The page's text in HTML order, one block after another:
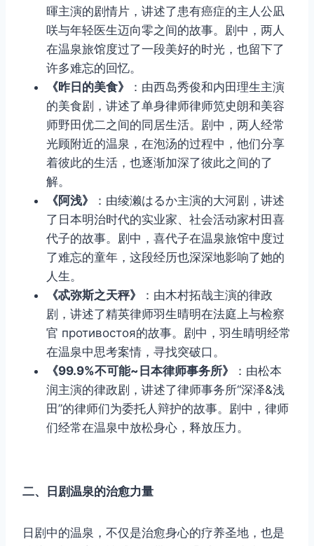
暉主演的剧情片，讲述了患有癌症的主人公凪
咲与年轻医生迈向零之间的故事。剧中，两人
在温泉旅馆度过了一段美好的时光，也留下了
许多难忘的回忆。
《昨日的美食》
：由西岛秀俊和内田理生主演
的美食剧，讲述了单身律师律师笕史朗和美容
师野田优二之间的同居生活。剧中，两人经常
光顾附近的温泉，在泡汤的过程中，他们分享
着彼此的生活，也逐渐加深了彼此之间的了
解。
《阿浅》
：由绫濑はるか主演的大河剧，讲述
了日本明治时代的实业家、社会活动家村田喜
代子的故事。剧中，喜代子在温泉旅馆中度过
了难忘的童年，这段经历也深深地影响了她的
人生。
《忒弥斯之天秤》
：由木村拓哉主演的律政
剧，讲述了精英律师羽生晴明在法庭上与检察
官 противостоя的故事。剧中，羽生晴明经常
在温泉中思考案情，寻找突破口。
《99.9%不可能~日本律师事务所》
：由松本
润主演的律政剧，讲述了律师事务所“深泽&浅
田”的律师们为委托人辩护的故事。剧中，律师
们经常在温泉中放松身心，释放压力。
二、日剧温泉的治愈力量
日剧中的温泉，不仅是治愈身心的疗养圣地，也是